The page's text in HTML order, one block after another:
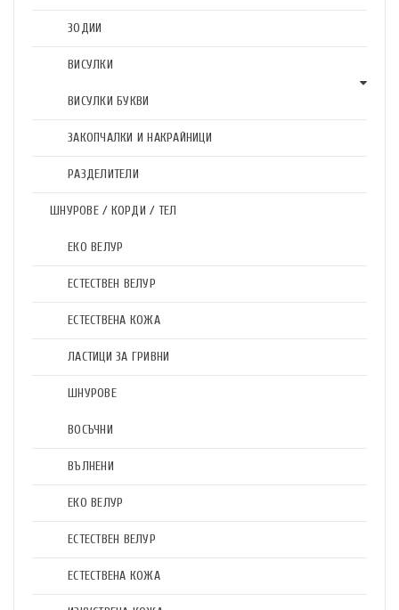
ЗОДИИ
ВИСУЛКИ
ВИСУЛКИ БУКВИ
ЗАКОПЧАЛКИ И НАКРАЙНИЦИ
РАЗДЕЛИТЕЛИ
ШНУРОВЕ / КОРДИ / ТЕЛ
ЕКО ВЕЛУР
ЕСТЕСТВЕН ВЕЛУР
ЕСТЕСТВЕНА КОЖА
ЛАСТИЦИ ЗА ГРИВНИ
ШНУРОВЕ
ВОСЪЧНИ
ВЪЛНЕНИ
ЕКО ВЕЛУР
ЕСТЕСТВЕН ВЕЛУР
ЕСТЕСТВЕНА КОЖА